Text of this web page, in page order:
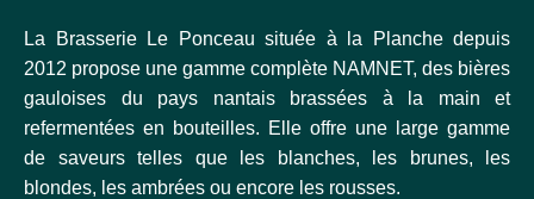
La Brasserie Le Ponceau située à la Planche depuis
2012 propose une gamme complète NAMNET, des bières
gauloises du pays nantais brassées à la main et
refermentées en bouteilles. Elle offre une large gamme
de saveurs telles que les blanches, les brunes, les
blondes, les ambrées ou encore les rousses.